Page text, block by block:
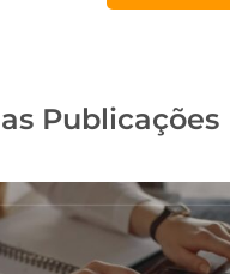
Publicações